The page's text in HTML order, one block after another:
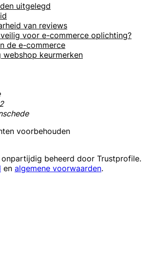
uitgelegd
van reviews
voor e-commerce oplichting?
de e-commerce
webshop keurmerken
voorbehouden
onpartijdig beheerd door Trustprofile.
en algemene voorwaarden.